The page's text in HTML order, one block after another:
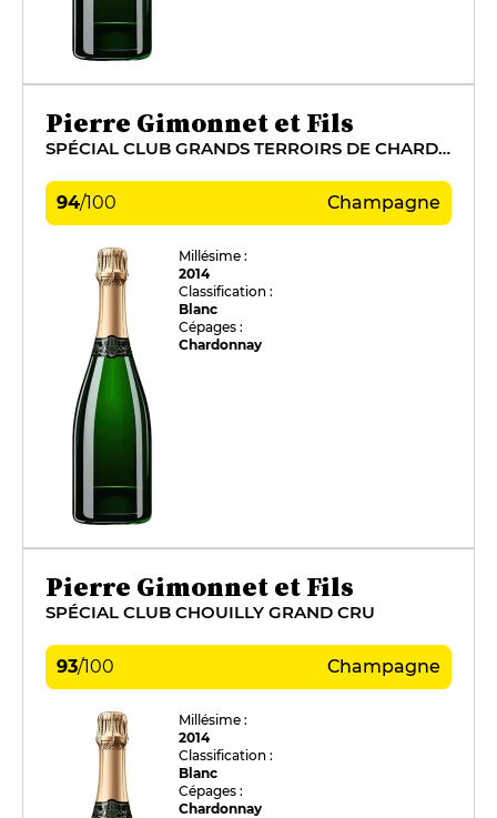
Pierre Gimonnet et Fils
SPÉCIAL CLUB GRANDS TERROIRS DE CHARDONNAY
94/100 Champagne
Millésime :
2014
Classification :
Blanc
Cépages :
Chardonnay
Pierre Gimonnet et Fils
SPÉCIAL CLUB CHOUILLY GRAND CRU
93/100 Champagne
Millésime :
2014
Classification :
Blanc
Cépages :
Chardonnay